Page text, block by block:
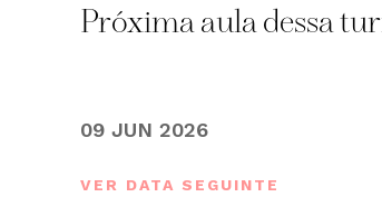
Próxima aula dessa
09 JUN 2026
VER DATA SEGUINTE